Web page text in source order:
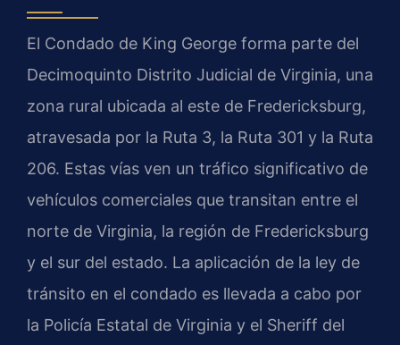
El Condado de King George forma parte del
Decimoquinto Distrito Judicial de Virginia, una
zona rural ubicada al este de Fredericksburg,
atravesada por la Ruta 3, la Ruta 301 y la Ruta
206. Estas vías ven un tráfico significativo de
vehículos comerciales que transitan entre el
norte de Virginia, la región de Fredericksburg
y el sur del estado. La aplicación de la ley de
tránsito en el condado es llevada a cabo por
la Policía Estatal de Virginia y el Sheriff del